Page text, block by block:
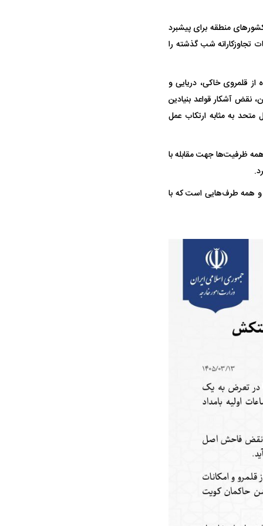
منطقه برای پیشبرد
تجاوزکارانه شب گذشته را
از قلمروی خاکی، دریایی و
نقض آشکار قواعد بنیادین
۳۳۱۴ مجمع عمومی سازمان ملل متحد به مثابه ارتکاب عمل
ظرفیت‌ها جهت مقابله با
و همه طرف‌هایی است که با